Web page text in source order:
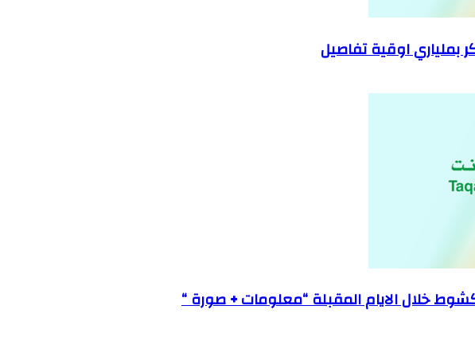
بملياري اوقية تفاصيل
خلال الايام المقبلة “معلومات + صورة “